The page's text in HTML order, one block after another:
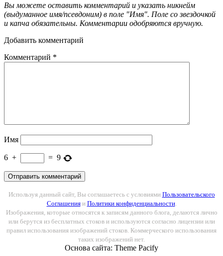
Вы можете оставить комментарий и указать никнейм
(выдуманное имя/псевдоним) в поле "Имя". Поле со звездочкой
и капча обязательны. Комментарии одобряются вручную.
Добавить комментарий
Комментарий *
Имя
6 + = 9
Используя данный сайт, Вы соглашаетесь с условиями Пользовательского
Соглашенияи Политики конфиденциальности.
Изображения, которые относятся к записям данного блога, делаются лично
или берутся из бесплатных стоков и используются согласно лицензии или
правил использования изображений стоков. Коммерческого использования
таких изображений нет.
Основа сайта: Theme Pacify